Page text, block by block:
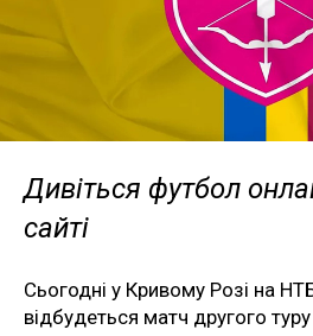
Дивіться футбол
сайті
Сьогодні у Кривому Розі на
відбудеться матч другого